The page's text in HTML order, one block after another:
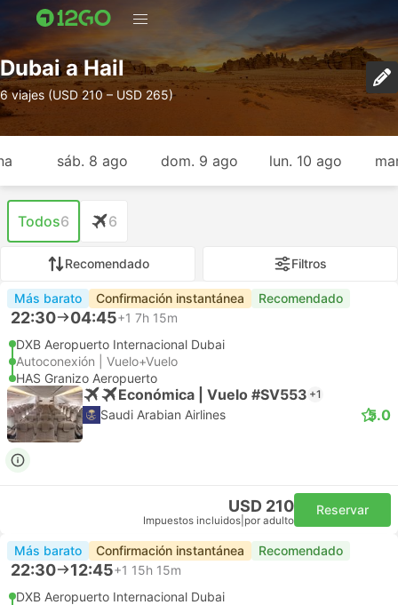
Dubai a Hail
6 viajes (USD 210 – USD 265)
sáb. 8 ago dom. 9 ago lun. 10 ago
Todos6 6
Recomendado Filtros
Más barato Confirmación instantánea Recomendado
22:30 04:45+1 7h 15m
DXB Aeropuerto Internacional Dubai
Autoconexión | Vuelo+Vuelo
HAS Granizo Aeropuerto
Económica | Vuelo #SV553 +1
Saudi Arabian Airlines 5.0
USD 210
Impuestos incluidos por adulto
Reservar
Más barato Confirmación instantánea Recomendado
22:30 12:45+1 15h 15m
DXB Aeropuerto Internacional Dubai